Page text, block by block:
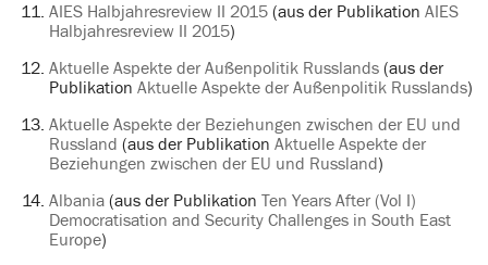
AIES Halbjahresreview II 2015(aus der Publikation AIES
Halbjahresreview II 2015)
Aktuelle Aspekte der Außenpolitik Russlands(aus der
Publikation Aktuelle Aspekte der Außenpolitik Russlands)
Aktuelle Aspekte der Beziehungen zwischen der EU und
Russland (aus der Publikation Aktuelle Aspekte der
Beziehungen zwischen der EU und Russland)
Albania(aus der Publikation Ten Years After (Vol I)
Democratisation and Security Challenges in South East
Europe)